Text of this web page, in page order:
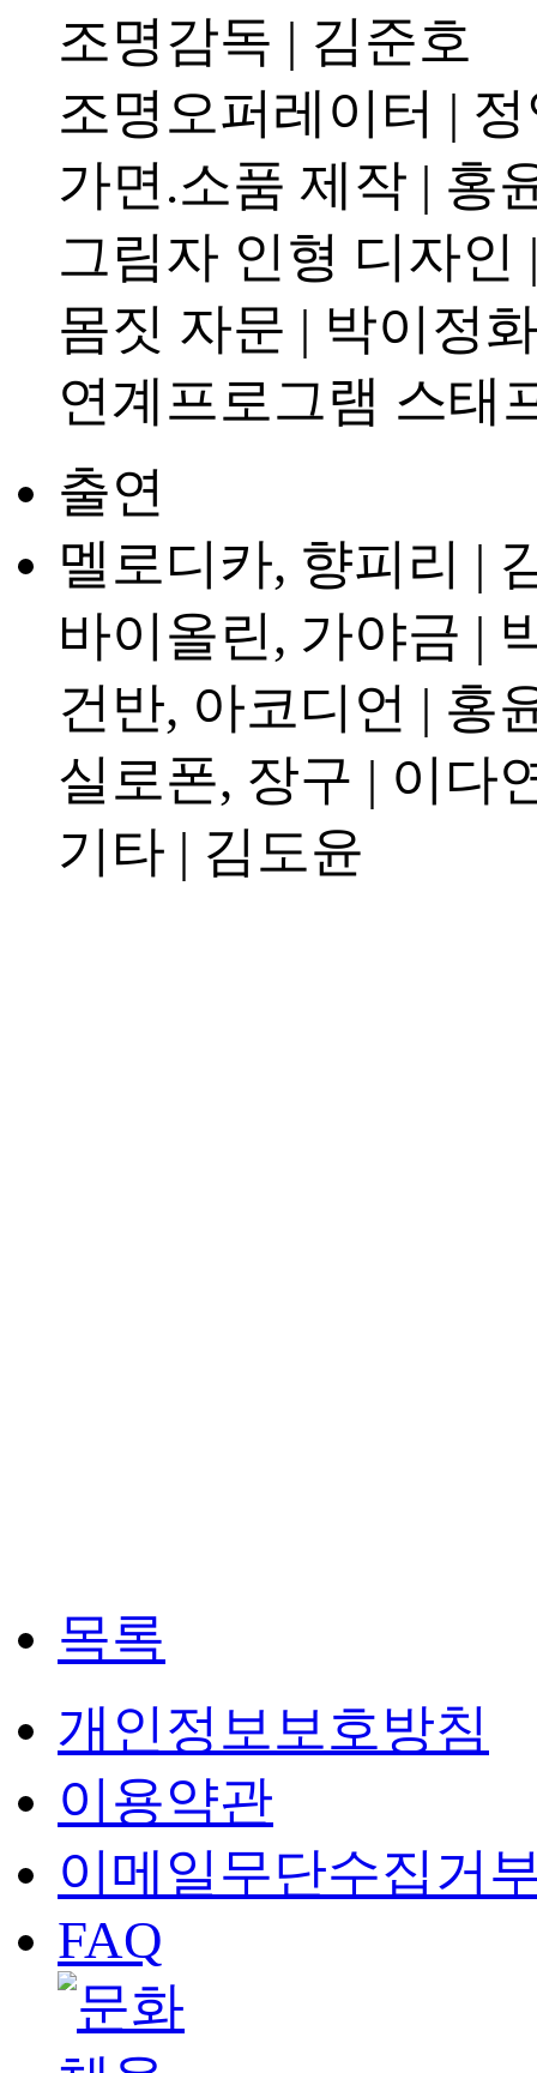
조명감독 | 김준호
조명오퍼레이터 |
가면.소품 제작 | 홍
그림자 인형 디자인
몸짓 자문 | 박이정
연계프로그램 스태
출연
멜로디카, 향피리 |
바이올린, 가야금 |
건반, 아코디언 | 홍
실로폰, 장구 | 이다
기타 | 김도윤
목록
개인정보보호방침
이용약관
이메일무단수집거
FAQ